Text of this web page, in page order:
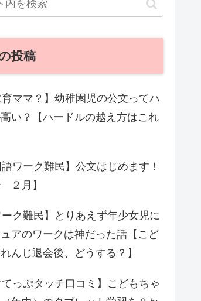
投稿
育ママ？】幼稚園児の公文ってハ
い？【ハードルの越え方はこれ
語ワーク難民】公文はじめます！
２月】
ーク難民】とりあえず年少女児に
アのワークは神だった話【こど
んじ退会後、どうする？】
てっぷタッチ口コミ】こどもちゃ